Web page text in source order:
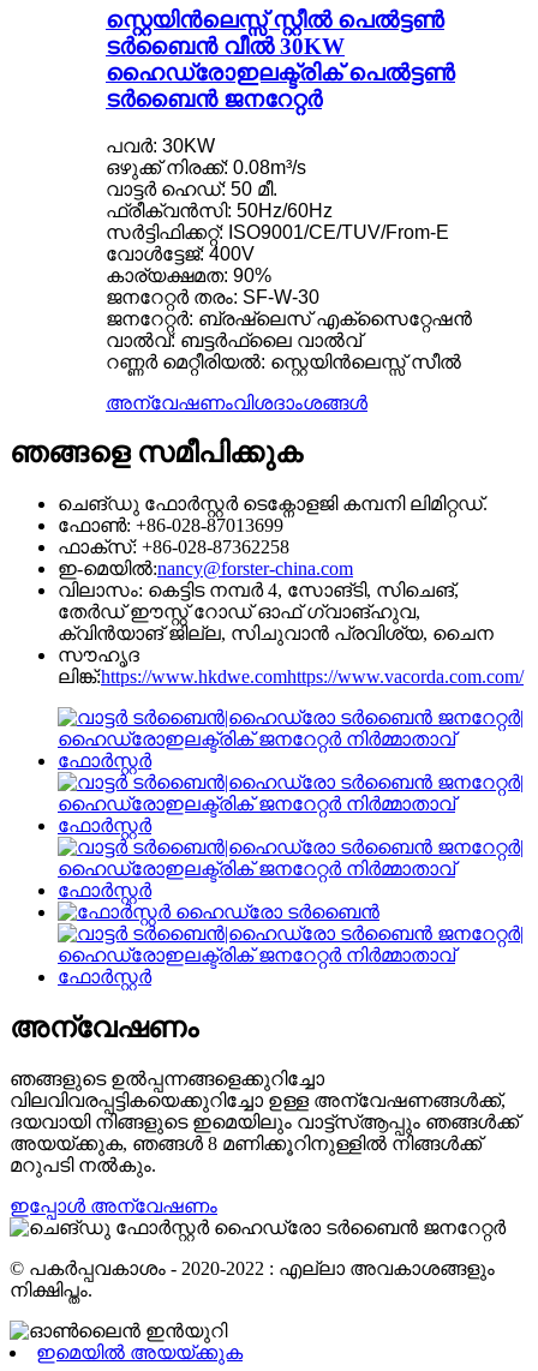
സ്റ്റെയിൻലെസ്സ് സ്റ്റീൽ പെൽട്ടൺ
ടർബൈൻ വീൽ 30KW
ഹൈഡ്രോഇലക്ട്രിക് പെൽട്ടൺ
ടർബൈൻ ജനറേറ്റർ
പവർ: 30KW
ഒഴുക്ക് നിരക്ക്: 0.08m³/s
വാട്ടർ ഹെഡ്: 50 മീ.
ഫ്രീക്വൻസി: 50Hz/60Hz
സർട്ടിഫിക്കറ്റ്: ISO9001/CE/TUV/From-E
വോൾട്ടേജ്: 400V
കാര്യക്ഷമത: 90%
ജനറേറ്റർ തരം: SF-W-30
ജനറേറ്റർ: ബ്രഷ്‌ലെസ് എക്‌സൈറ്റേഷൻ
വാൽവ്: ബട്ടർഫ്ലൈ വാൽവ്
റണ്ണർ മെറ്റീരിയൽ: സ്റ്റെയിൻലെസ്സ് സീൽ
അന്വേഷണംവിശദാംശങ്ങൾ
ഞങ്ങളെ സമീപിക്കുക
ചെങ്ഡു ഫോർസ്റ്റർ ടെക്നോളജി കമ്പനി ലിമിറ്റഡ്.
ഫോൺ: +86-028-87013699
ഫാക്സ്: +86-028-87362258
ഇ-മെയിൽ:nancy@forster-china.com
വിലാസം: കെട്ടിട നമ്പർ 4, സോങ്‌ടി, സിചെങ്,
തേർഡ് ഈസ്റ്റ് റോഡ് ഓഫ് ഗ്വാങ്‌ഹുവ,
ക്വിൻ‌യാങ് ജില്ല, സിചുവാൻ പ്രവിശ്യ, ചൈന
സൗഹൃദ
ലിങ്ക്:https://www.hkdwe.comhttps://www.vacorda.com.com/
അന്വേഷണം
ഞങ്ങളുടെ ഉൽപ്പന്നങ്ങളെക്കുറിച്ചോ
വിലവിവരപ്പട്ടികയെക്കുറിച്ചോ ഉള്ള അന്വേഷണങ്ങൾക്ക്,
ദയവായി നിങ്ങളുടെ ഇമെയിലും വാട്ട്‌സ്ആപ്പും ഞങ്ങൾക്ക്
അയയ്ക്കുക, ഞങ്ങൾ 8 മണിക്കൂറിനുള്ളിൽ നിങ്ങൾക്ക്
മറുപടി നൽകും.
ഇപ്പോൾ അന്വേഷണം
© പകർപ്പവകാശം - 2020-2022 : എല്ലാ അവകാശങ്ങളും
നിക്ഷിപ്തം.
ഇമെയിൽ അയയ്ക്കുക